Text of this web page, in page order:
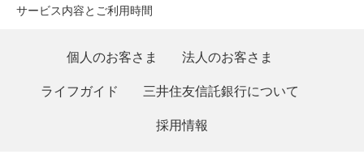
サービス内容とご利用時間
個人のお客さま
法人のお客さま
ライフガイド
三井住友信託銀行について
採用情報